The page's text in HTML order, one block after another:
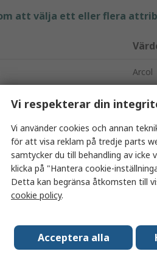
att välja ett eller flera
Arcol
10Ω
50W
HS50
kartong
100
Vi respekterar din
Vi använder cookies och annan
för att visa reklam på tredje parts
samtycker du till behandling av icke
klicka på "Hantera cookie-
Detta kan begränsa åtkomsten till
cookie policy.
Acceptera alla